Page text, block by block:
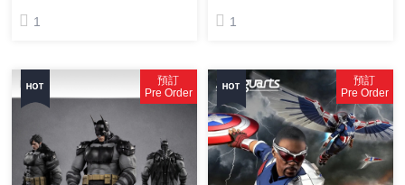
1 1
預訂
Pre Order
預訂
Pre Order